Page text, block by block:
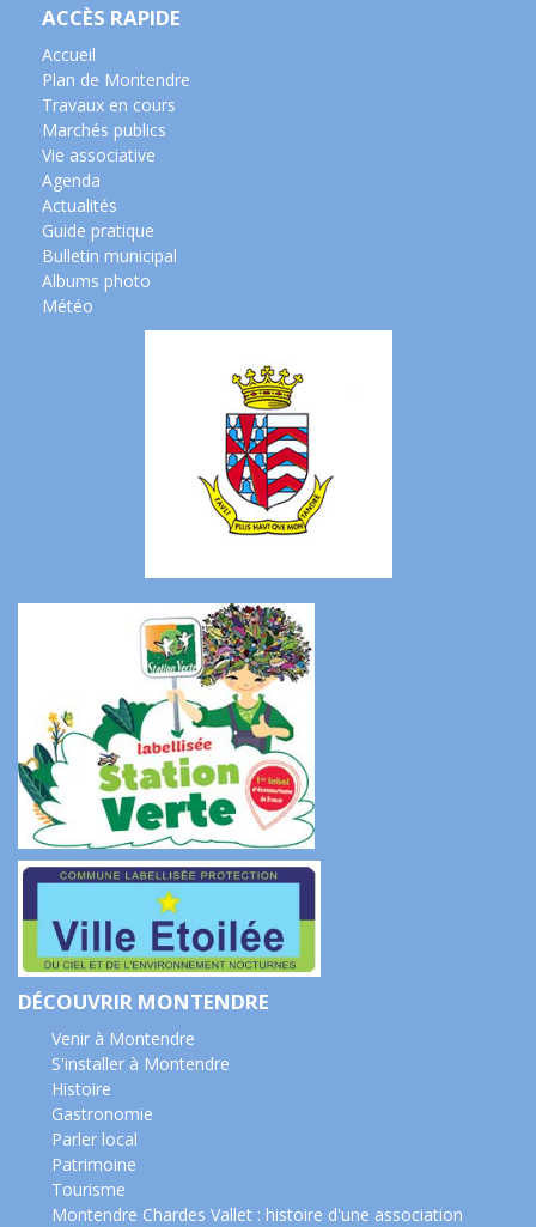
ACCÈS RAPIDE
Accueil
Plan de Montendre
Travaux en cours
Marchés publics
Vie associative
Agenda
Actualités
Guide pratique
Bulletin municipal
Albums photo
Météo
DÉCOUVRIR MONTENDRE
Venir à Montendre
S'installer à Montendre
Histoire
Gastronomie
Parler local
Patrimoine
Tourisme
Montendre Chardes Vallet : histoire d'une association